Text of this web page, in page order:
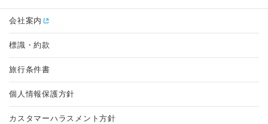
会社案内
標識・約款
旅行条件書
個人情報保護方針
カスタマーハラスメント方針